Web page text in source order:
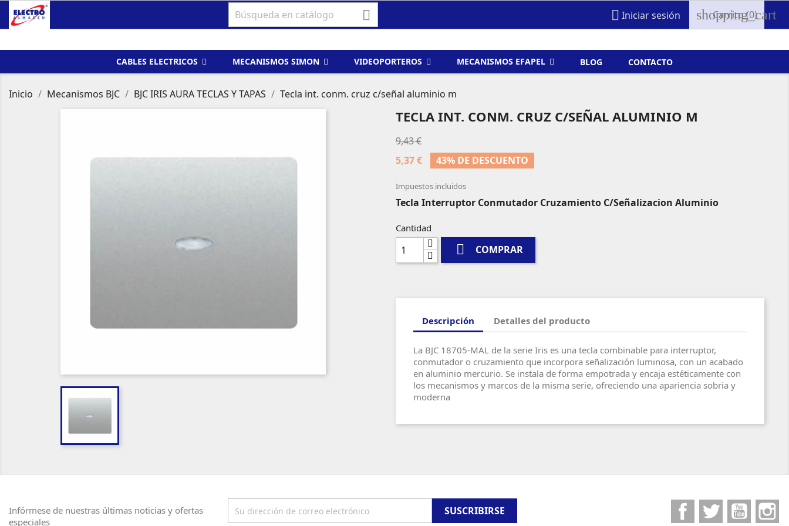
  Iniciar sesión shopping_cart
Carrito(0)
CABLES ELECTRICOS MECANISMOS SIMON VIDEOPORTEROS MECANISMOS EFAPEL BLOG CONTACTO
Inicio Mecanismos BJC BJC IRIS AURA TECLAS Y TAPAS Tecla int. conm. cruz c/señal aluminio m
TECLA INT. CONM. CRUZ C/SEÑAL ALUMINIO M
9,43 €
5,37 €
43% DE DESCUENTO
Impuestos incluidos
Tecla Interruptor Conmutador Cruzamiento C/Señalizacion Aluminio
Cantidad
 COMPRAR
Descripción Detalles del producto
La BJC 18705-MAL de la serie Iris es una tecla combinable para interruptor,
conmutador o cruzamiento que incorpora señalización luminosa, con un acabado
en aluminio mercurio. Se instala de forma empotrada y encaja estéticamente con
los mecanismos y marcos de la misma serie, ofreciendo una apariencia sobria y
moderna
Infórmese de nuestras últimas noticias y ofertas
especiales
FacebookTwitter YouTube